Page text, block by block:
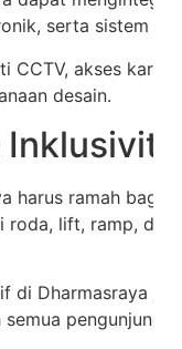
serta sistem
CCTV, akses
desain.
harus ramah bagi
roda, lift, ramp,
di Dharmasraya
pengunjung.